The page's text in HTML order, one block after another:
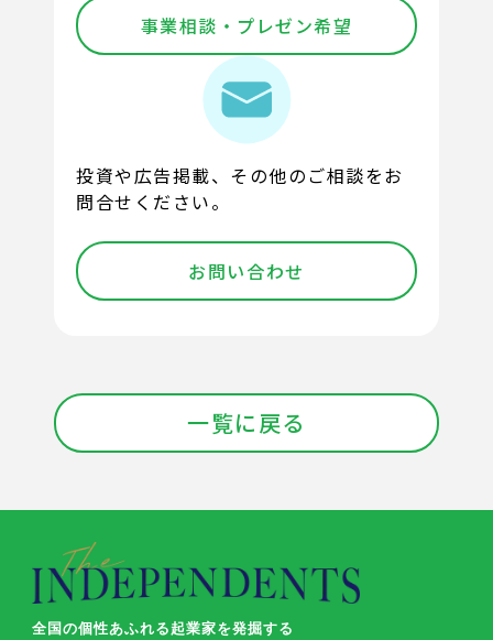
事業相談・プレゼン希望
投資や広告掲載、その他のご相談をお
問合せください。
お問い合わせ
一覧に戻る
全国の個性あふれる起業家を発掘する